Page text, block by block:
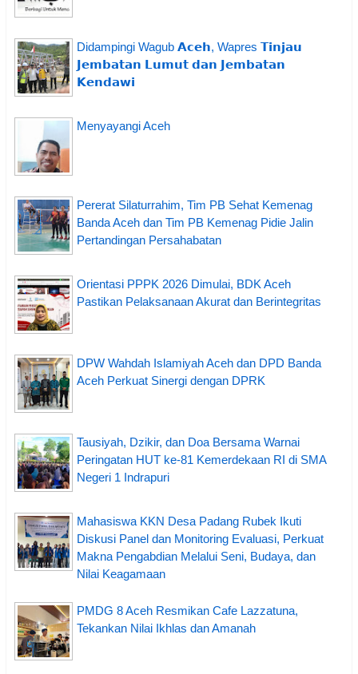
Didampingi Wagub 𝗔𝗰𝗲𝗵, Wapres 𝗧𝗶𝗻𝗷𝗮𝘂
𝗝𝗲𝗺𝗯𝗮𝘁𝗮𝗻 𝗟𝘂𝗺𝘂𝘁 𝗱𝗮𝗻 𝗝𝗲𝗺𝗯𝗮𝘁𝗮𝗻
𝗞𝗲𝗻𝗱𝗮𝘄𝗶
Menyayangi Aceh
Pererat Silaturrahim, Tim PB Sehat Kemenag
Banda Aceh dan Tim PB Kemenag Pidie Jalin
Pertandingan Persahabatan
Orientasi PPPK 2026 Dimulai, BDK Aceh
Pastikan Pelaksanaan Akurat dan Berintegritas
DPW Wahdah Islamiyah Aceh dan DPD Banda
Aceh Perkuat Sinergi dengan DPRK
Tausiyah, Dzikir, dan Doa Bersama Warnai
Peringatan HUT ke-81 Kemerdekaan RI di SMA
Negeri 1 Indrapuri
Mahasiswa KKN Desa Padang Rubek Ikuti
Diskusi Panel dan Monitoring Evaluasi, Perkuat
Makna Pengabdian Melalui Seni, Budaya, dan
Nilai Keagamaan
PMDG 8 Aceh Resmikan Cafe Lazzatuna,
Tekankan Nilai Ikhlas dan Amanah